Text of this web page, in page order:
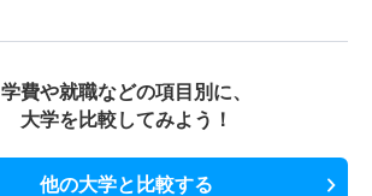
学費や就職などの項目別に、
大学を比較してみよう！
他の大学と比較する